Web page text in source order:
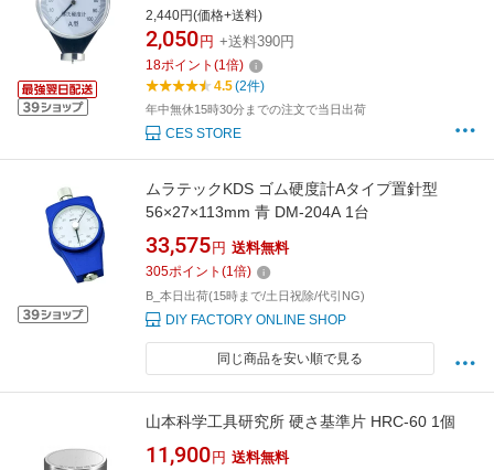
ム a タイヤラバーメーター スタッドレス
2,440円(価格+送料)
2,050 円 +送料390円
18ポイント (1倍)
4.5(2件)
年中無休15時30分までの注文で当日出荷
CES STORE
ムラテックKDS ゴム硬度計Aタイプ置針型
56×27×113mm 青 DM-204A 1台
33,575 円 送料無料
305ポイント (1倍)
B_本日出荷(15時まで/土日祝除/代引NG)
DIY FACTORY ONLINE SHOP
同じ商品を安い順で見る
山本科学工具研究所 硬さ基準片 HRC-60 1個
11,900 円 送料無料